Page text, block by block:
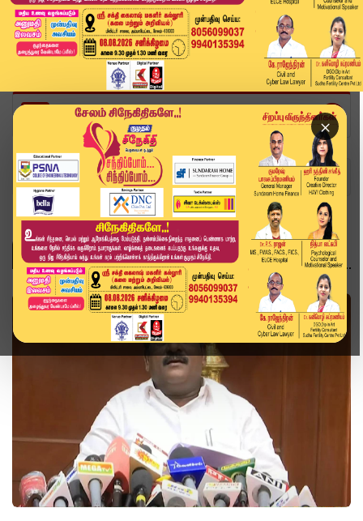
×
Home Topics
தமிழ்நாடு